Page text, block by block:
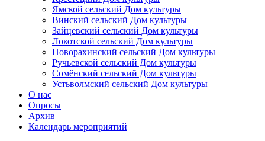
Ямской сельский Дом культуры
Винский сельский Дом культуры
Зайцевский сельский Дом культуры
Локотской сельский Дом культуры
Новорахинский сельский Дом культуры
Ручьевской сельский Дом культуры
Сомёнский сельский Дом культуры
Устьволмский сельский Дом культуры
О нас
Опросы
Архив
Календарь мероприятий